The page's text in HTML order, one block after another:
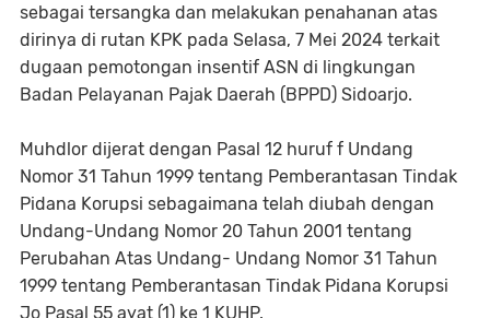
sebagai tersangka dan melakukan penahanan atas
dirinya di rutan KPK pada Selasa, 7 Mei 2024 terkait
dugaan pemotongan insentif ASN di lingkungan
Badan Pelayanan Pajak Daerah (BPPD) Sidoarjo.
Muhdlor dijerat dengan Pasal 12 huruf f Undang
Nomor 31 Tahun 1999 tentang Pemberantasan Tindak
Pidana Korupsi sebagaimana telah diubah dengan
Undang-Undang Nomor 20 Tahun 2001 tentang
Perubahan Atas Undang- Undang Nomor 31 Tahun
1999 tentang Pemberantasan Tindak Pidana Korupsi
Jo Pasal 55 ayat (1) ke 1 KUHP.